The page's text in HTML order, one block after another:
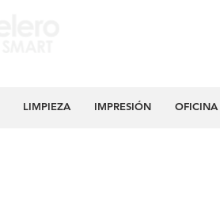
LIMPIEZA IMPRESIÓN OFICINA